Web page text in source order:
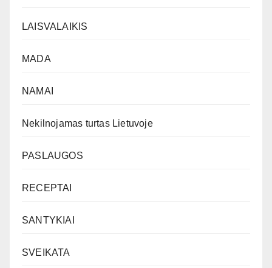
LAISVALAIKIS
MADA
NAMAI
Nekilnojamas turtas Lietuvoje
PASLAUGOS
RECEPTAI
SANTYKIAI
SVEIKATA